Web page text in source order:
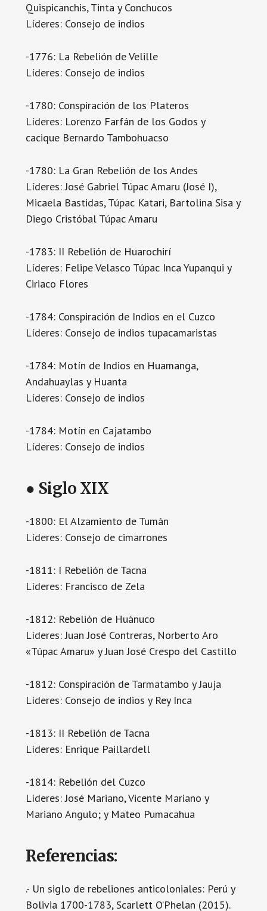
Quispicanchis, Tinta y Conchucos
Líderes: Consejo de indios
-1776: La Rebelión de Velille
Líderes: Consejo de indios
-1780: Conspiración de los Plateros
Líderes: Lorenzo Farfán de los Godos y
cacique Bernardo Tambohuacso
-1780: La Gran Rebelión de los Andes
Líderes: José Gabriel Túpac Amaru (José I),
Micaela Bastidas, Túpac Katari, Bartolina Sisa y
Diego Cristóbal Túpac Amaru
-1783: II Rebelión de Huarochirí
Líderes: Felipe Velasco Túpac Inca Yupanqui y
Ciriaco Flores
-1784: Conspiración de Indios en el Cuzco
Líderes: Consejo de indios tupacamaristas
-1784: Motín de Indios en Huamanga,
Andahuaylas y Huanta
Líderes: Consejo de indios
-1784: Motín en Cajatambo
Líderes: Consejo de indios
● Siglo XIX
-1800: El Alzamiento de Tumán
Líderes: Consejo de cimarrones
-1811: I Rebelión de Tacna
Líderes: Francisco de Zela
-1812: Rebelión de Huánuco
Líderes: Juan José Contreras, Norberto Aro
«Túpac Amaru» y Juan José Crespo del Castillo
-1812: Conspiración de Tarmatambo y Jauja
Líderes: Consejo de indios y Rey Inca
-1813: II Rebelión de Tacna
Líderes: Enrique Paillardell
-1814: Rebelión del Cuzco
Líderes: José Mariano, Vicente Mariano y
Mariano Angulo; y Mateo Pumacahua
Referencias:
.- Un siglo de rebeliones anticoloniales: Perú y
Bolivia 1700-1783, Scarlett O’Phelan (2015).